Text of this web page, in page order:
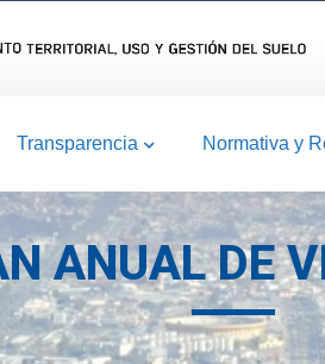
Transparencia Normativa y
ANUAL DE